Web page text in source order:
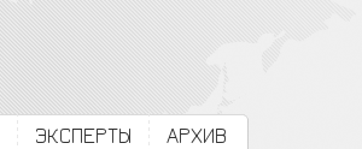
ЭКСПЕРТЫ АРХИВ